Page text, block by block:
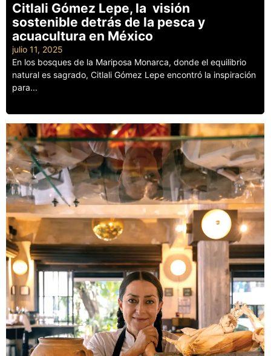
Citlali Gómez Lepe, la visión
sostenible detrás de la pesca y
acuacultura en México
julio 11, 2025
En los bosques de la Mariposa Monarca, donde el equilibrio
natural es sagrado, Citlali Gómez Lepe encontró la inspiración
para...